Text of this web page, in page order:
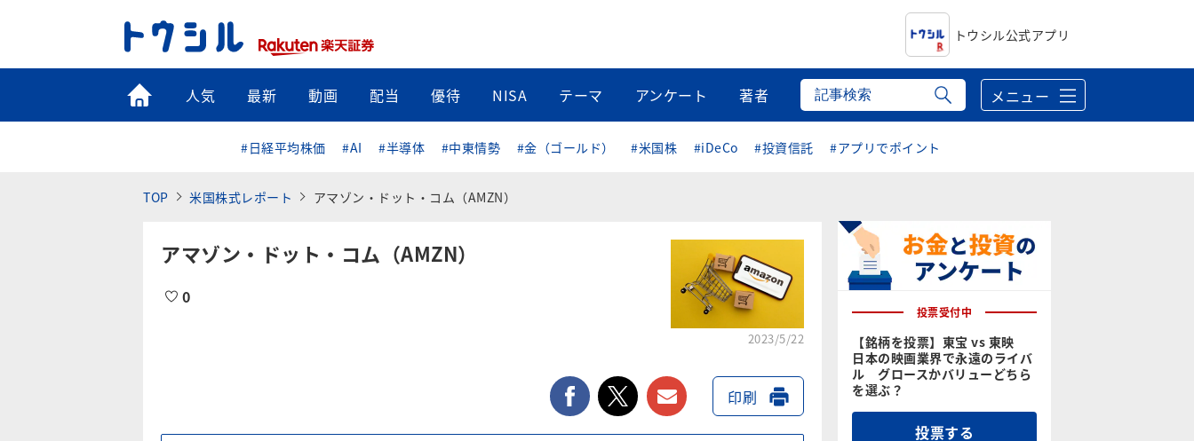
トウシル公式アプリ
トップ
人気 最新 動画 配当 優待 NISA テーマ アンケート 著者 メニュー
#日経平均株価 #AI #半導体 #中東情勢 #金（ゴールド） #米国株 #iDeCo #投資信託 #アプリでポイント
TOP 米国株式レポート アマゾン・ドット・コム（AMZN）
アマゾン・ドット・コム（AMZN）
0
2023/5/22
facebooktwitter メールで送る
印刷
投票受付中
【銘柄を投票】東宝 vs 東映
日本の映画業界で永遠のライバ
ル グロースかバリューどちら
を選ぶ？
投票する